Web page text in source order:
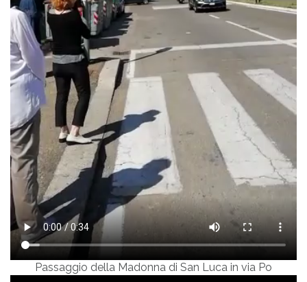
Passaggio della Madonna di San Luca in via Po